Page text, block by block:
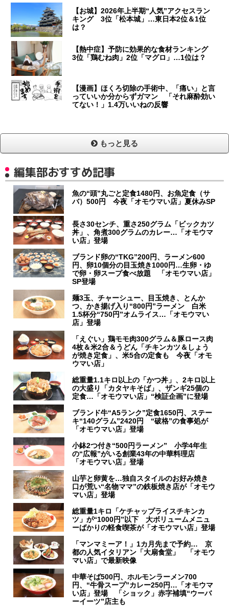
【お城】2026年上半期“人気”アクセスラン
キング 3位「松本城」…東日本2位＆1位
は？
【熱中症】予防に効果的な食材ランキング
3位「鶏むね肉」2位「マグロ」…1位は？
【漫画】ほくろ切除の手術中、「痛い」と言
っていいか分からずガマン 「それ麻酔効い
てない！」1.4万いいねの反響
もっと見る
編集部おすすめ記事
魚の“頭”丸ごと定食1480円、お魚定食（サ
バ）500円 今夜「オモウマい店」夏休みSP
長さ30センチ、重さ250グラム「ビックカツ
丼」、角煮300グラムのカレー…「オモウマ
い店」登場
ブランド卵の“TKG”200円、ラーメン600
円、卵10個分の目玉焼き1000円…生卵・ゆ
で卵・卵スープ食べ放題 「オモウマい店」
SP登場
麺3玉、チャーシュー、目玉焼き、とんか
つ、かき揚げ入り“800円”ラーメン 白米
1.5杯分“750円”オムライス…「オモウマい
店」登場
「えぐい」鶏モモ肉300グラム＆豚ロース肉
4枚＆米2合＆うどん「チキンカツ＆しょう
が焼き定食」、米5合の定食も 今夜「オモ
ウマい店」
総重量1.1キロ以上の「かつ丼」、2キロ以上
の大盛り「カタヤキそば」、ザンギ25個の
定食…「オモウマい店」“検証企画”に登場
ブランド牛“A5ランク”定食1650円、ステー
キ“140グラム”2420円 “破格”の食事処が
「オモウマい店」登場
小鉢2つ付き“500円ラーメン” 小学4年生
の“広報”がいる創業43年の中華料理店
「オモウマい店」登場
山芋と卵黄を…独自スタイルのお好み焼き
口が荒い“名物ママ”の鉄板焼き店が「オモウ
マい店」登場
総重量1キロ「ケチャップライスチキンカ
ツ」が“1000円”以下 大ボリュームメニュ
ーばかりの軽食喫茶が「オモウマい店」登場
「マンマミーア！」1カ月先まで予約… 京
都の人気イタリアン「大扇食堂」 「オモウ
マい店」で最新映像
中華そば500円、ホルモンラーメン700
円、“牛骨スープ”カレー250円…「オモウマ
い店」登場 「ショック」赤字補填“ウーバ
ーイーツ”店主も